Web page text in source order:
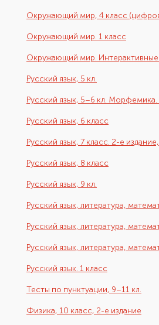
Окружающий мир, 4 класс
Окружающий мир. 1 класс
Окружающий мир. Интерактивные
Русский язык, 5 кл.
Русский язык, 5–6 кл.
Русский язык, 6 класс
Русский язык, 7 класс. 2-е
Русский язык, 8 класс
Русский язык, 9 кл.
Русский язык, литература,
Русский язык, литература,
Русский язык, литература,
Русский язык. 1 класс
Тесты по пунктуации, 9–11 кл.
Физика, 10 класс, 2-е издание